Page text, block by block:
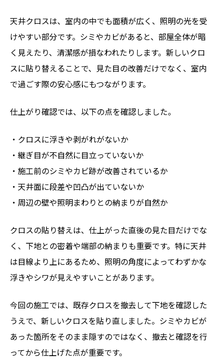
天井クロスは、室内の中でも面積が広く、照明の光を受
けやすい部分です。シミやカビがあると、部屋全体が暗
く見えたり、清潔感が損なわれたりします。新しいクロ
スに貼り替えることで、見た目の改善だけでなく、室内
で過ごす際の安心感にもつながります。
仕上がり確認では、以下の点を確認しました。
・クロスに浮きや剥がれがないか
・継ぎ目が不自然に目立っていないか
・施工前のシミやカビ跡が改善されているか
・天井面に段差や凹凸が出ていないか
・周辺の壁や照明まわりとの納まりが自然か
クロスの貼り替えは、仕上がった直後の見た目だけでな
く、下地との密着や端部の納まりも重要です。特に天井
は目線より上にあるため、照明の角度によってわずかな
浮きやシワが見えやすいことがあります。
今回の施工では、既存クロスを撤去して下地を確認した
うえで、新しいクロスを貼り直しました。シミやカビが
あった箇所をそのまま隠すのではなく、撤去と確認を行
ってから仕上げた点が重要です。